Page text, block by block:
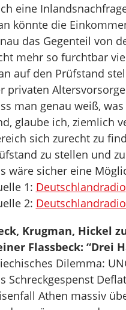
eine
könnte die
das Gegenteil von
mehr so furchtbar
auf den Prüfstand
privaten
man genau weiß,
glaube ich, ziemlich
sich zurecht zu
zu stellen und
wäre sicher eine
1: Deutschlandradio
2:
Krugman, Hickel
Flassbeck: “Drei
Dilemma:
Schreckgespenst
Athen massiv